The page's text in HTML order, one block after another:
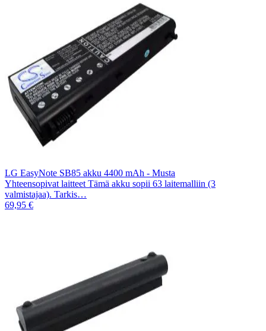
LG EasyNote SB85 akku 4400 mAh - Musta
Yhteensopivat laitteet Tämä akku sopii 63 laitemalliin (3
valmistajaa). Tarkis…
69,95 €